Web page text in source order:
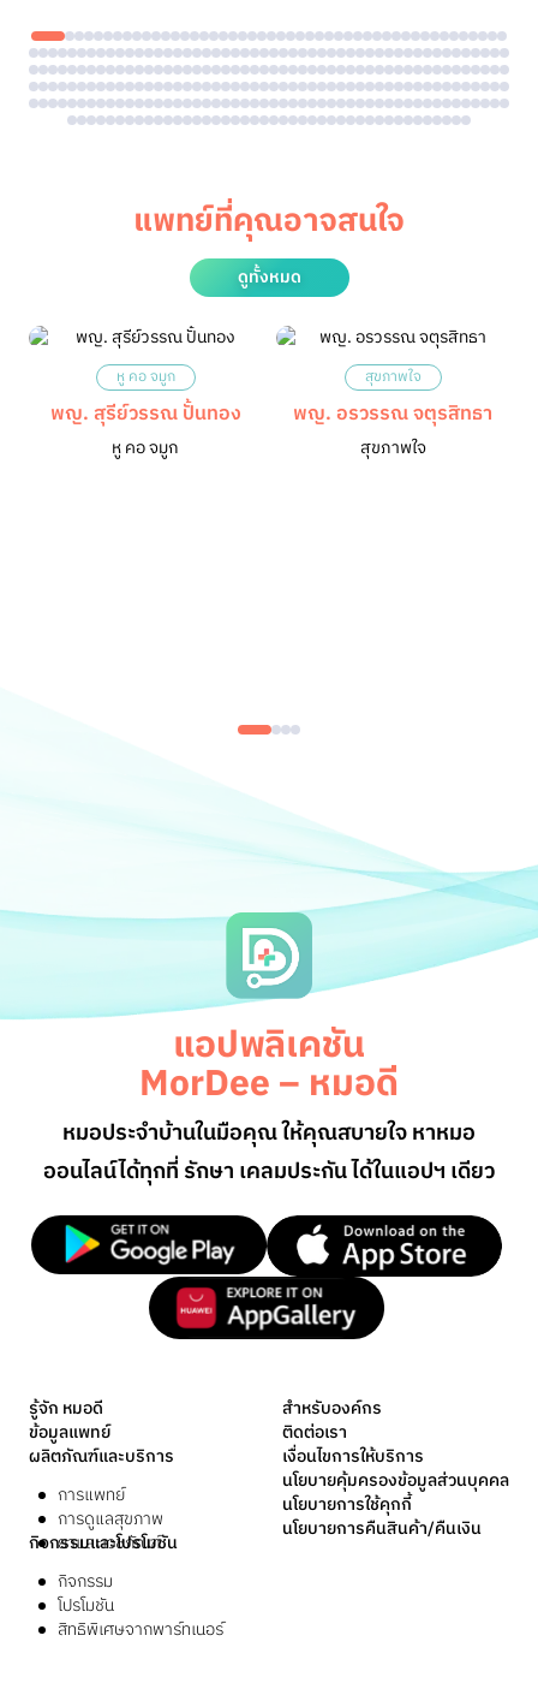
แพทย์ที่คุณอาจสนใจ
ดูทั้งหมด
หู คอ จมูก
พญ. สุรีย์วรรณ ปั้นทอง
หู คอ จมูก
สุขภาพใจ
พญ. อรวรรณ จตุรสิทธา
สุขภาพใจ
แอปพลิเคชัน
MorDee – หมอดี
หมอประจำบ้านในมือคุณ ให้คุณสบายใจ หาหมอ
ออนไลน์ได้ทุกที่ รักษา เคลมประกัน ได้ในแอปฯ เดียว
รู้จัก หมอดี
ข้อมูลแพทย์
ผลิตภัณฑ์และบริการ
การแพทย์
การดูแลสุขภาพ
ยาและเวชภัณฑ์
กิจกรรมและโปรโมชัน
กิจกรรม
โปรโมชัน
สิทธิพิเศษจากพาร์ทเนอร์
สำหรับองค์กร
ติดต่อเรา
เงื่อนไขการให้บริการ
นโยบายคุ้มครองข้อมูลส่วนบุคคล
นโยบายการใช้คุกกี้
นโยบายการคืนสินค้า/คืนเงิน